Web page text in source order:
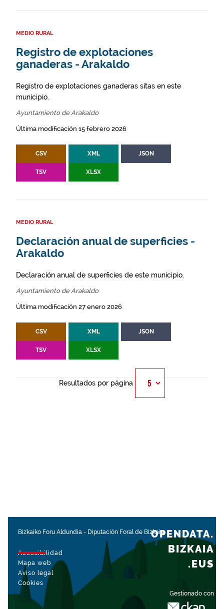
MEDIO RURAL
Registro de explotaciones
ganaderas - Arakaldo
Registro de explotaciones ganaderas sitas en este
municipio.
Ayuntamiento de Arakaldo
Última modificación 15 febrero 2026
CSV XML JSON
TSV XLSX
MEDIO RURAL
Declaración anual de superficies -
Arakaldo
Declaración anual de superficies de este municipio.
Ayuntamiento de Arakaldo
Última modificación 27 enero 2026
CSV XML JSON
TSV XLSX
Resultados por página
Bizkaiko Foru Aldundia - Diputación Foral de Bizkaia
Accesibilidad
Mapa web
Aviso legal
Cookies
Gestionado con
OPENDATA.
BIZKAIA
.EUS